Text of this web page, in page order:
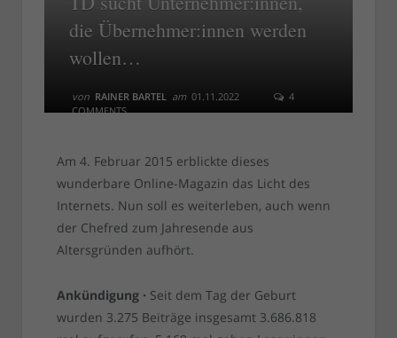
die Übernehmer:innen werden
wollen…
von RAINER BARTEL am 01.11.2022
4
COMMENTS
Am 4. Februar 2015 erblickte dieses
wunderbare Online-Magazin das Licht des
Internets. Nun soll es weiterleben, auch wenn
der Chefred zum Jahresende aus
Altersgründen aufhört.
Ankündigung · Seit dem Tag der Geburt
wurden 3.275 Beiträge insgesamt 3.686.818